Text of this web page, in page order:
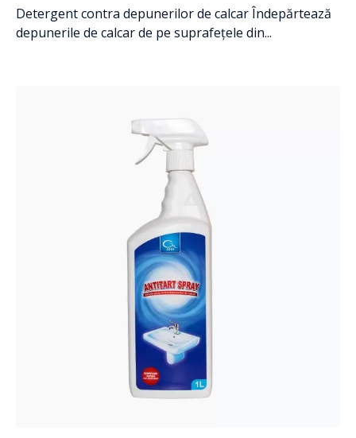
Detergent contra depunerilor de calcar Îndepărtează
depunerile de calcar de pe suprafețele din...